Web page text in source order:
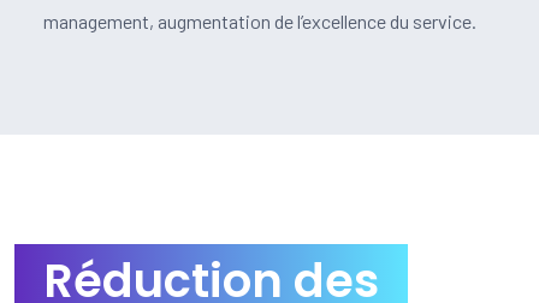
management, augmentation de l’excellence du service.
Réduction des